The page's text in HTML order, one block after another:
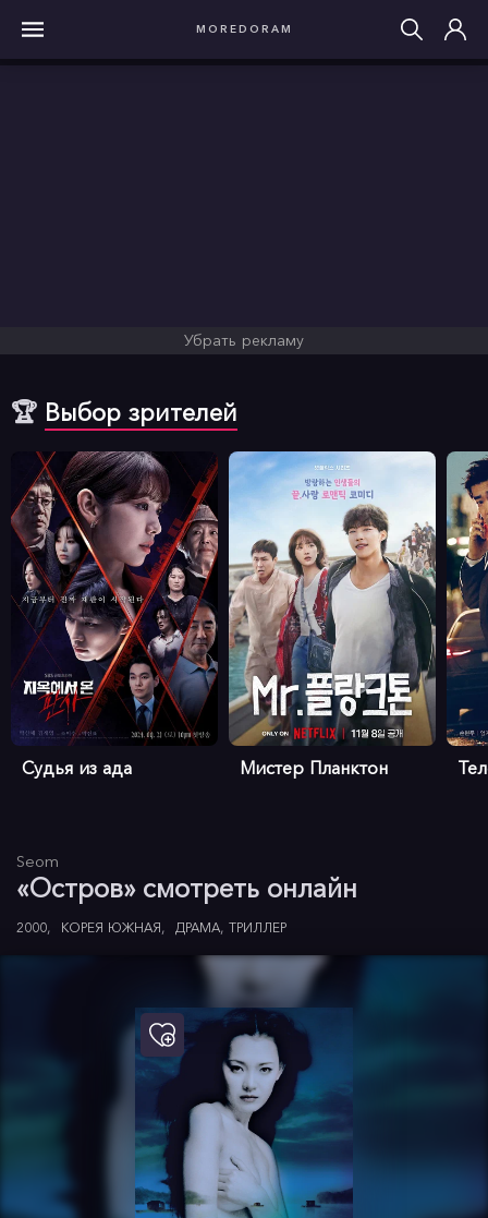
MOREDORAM
Убрать рекламу
🏆 Выбор зрителей
Судья из ада Мистер Планктон
Seom
«Остров» смотреть онлайн
2000 КОРЕЯ ЮЖНАЯ ДРАМА ТРИЛЛЕР